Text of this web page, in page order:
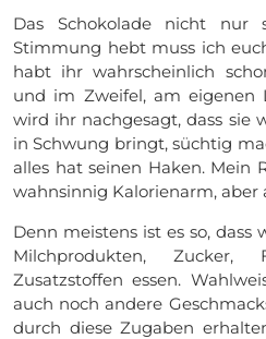
Das Schokolade nicht nur
Stimmung hebt muss ich
habt ihr wahrscheinlich
und im Zweifel, am eigenen
wird ihr nachgesagt, dass sie
in Schwung bringt, süchtig
alles hat seinen Haken. Mein
wahnsinnig Kalorienarm, aber
Denn meistens ist es so, dass
Milchprodukten,
Zusatzstoffen essen.
auch noch andere
durch diese Zugaben